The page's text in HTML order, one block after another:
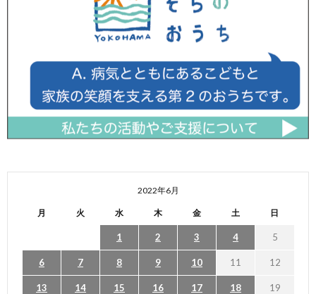
2022年6月
月 火 水 木 金 土 日
1 2 3 4 5
6 7 8 9 10 11 12
13 14 15 16 17 18 19